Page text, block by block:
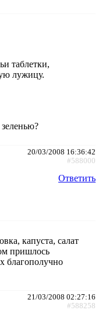
таблетки,
лужицу.
20/03/2008 16:36:42
#588000
Ответить
капуста, салат
пришлось
благополучно
21/03/2008 02:27:16
#588258